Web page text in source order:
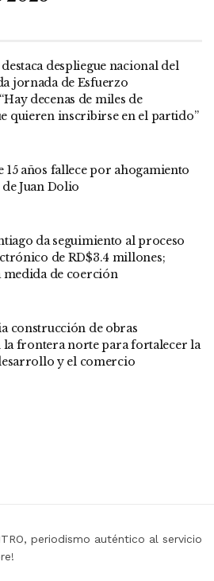
despliegue nacional del
jornada de Esfuerzo
decenas de miles de
quieren inscribirse en el partido”
15 años fallece por ahogamiento
Juan Dolio
da seguimiento al proceso
de RD$3.4 millones;
de coerción
construcción de obras
la frontera norte para fortalecer la
y el comercio
periodismo auténtico al servicio